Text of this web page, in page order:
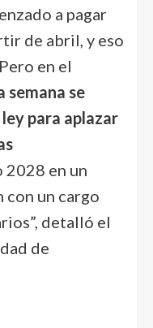
a pagar
de abril, y eso
en el
semana se
para aplazar
2028 en un
con un cargo
detalló el
de